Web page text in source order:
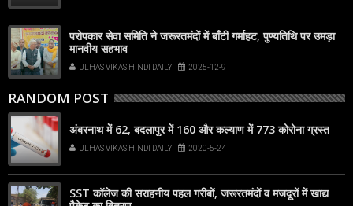
परोपकार सेवा समिति ने जरूरतमंदों में बाँटी गर्माहट, पुण्यतिथि पर उमड़ा
मानवीय सहभाव
ULHAS VIKAS HINDI DAILY 2025-12-9
RANDOM POST
अंबरनाथ में 62, बदलापुर में 160 और कल्याण में 773 कोरोना ग्रस्त
ULHAS VIKAS HINDI DAILY 2020-5-24
SST कॉलेज की सराहनीय पहल गरीबों, जरूरतमंदों व मजदूरों में खाद्य